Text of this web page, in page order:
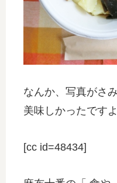
なんか、写真がさ
美味しかったですよ
[cc id=48434]